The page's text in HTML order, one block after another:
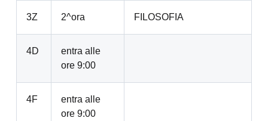
3Z 2^ora FILOSOFIA
4D
entra alle
ore 9:00
4F
entra alle
ore 9:00